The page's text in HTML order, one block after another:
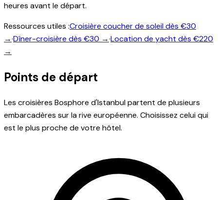
heures avant le départ.
Ressources utiles :Croisière coucher de soleil dès €30
→·Dîner-croisière dès €30 →·Location de yacht dès €220
→
Points de départ
Les croisières Bosphore d'Istanbul partent de plusieurs
embarcadères sur la rive européenne. Choisissez celui qui
est le plus proche de votre hôtel.